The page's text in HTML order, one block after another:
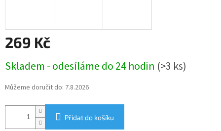
269 Kč
cena:
Skladem - odesíláme do 24 hodin (>3 ks)
Můžeme doručit do: 7.8.2026
Přidat do košíku